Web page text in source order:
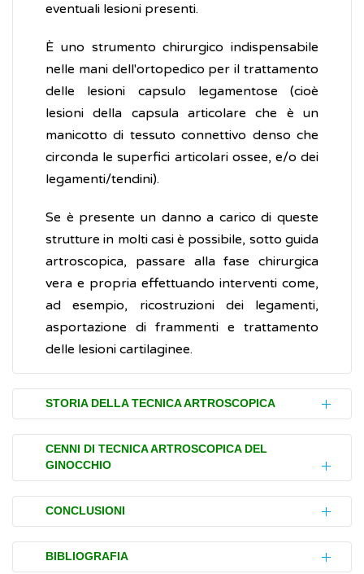
eventuali lesioni presenti.
È uno strumento chirurgico indispensabile
nelle mani dell'ortopedico per il trattamento
delle lesioni capsulo legamentose (cioè
lesioni della capsula articolare che è un
manicotto di tessuto connettivo denso che
circonda le superfici articolari ossee, e/o dei
legamenti/tendini).
Se è presente un danno a carico di queste
strutture in molti casi è possibile, sotto guida
artroscopica, passare alla fase chirurgica
vera e propria effettuando interventi come,
ad esempio, ricostruzioni dei legamenti,
asportazione di frammenti e trattamento
delle lesioni cartilaginee.
STORIA DELLA TECNICA ARTROSCOPICA
Fu il chirurgo danese Severin Nordentoft,
considerato il padre dell'artroscopia, che
modificato per la visualizzazione diretta
presentò il suo
CENNI DI TECNICA ARTROSCOPICA DEL
GINOCCHIO
L'artroscopia del ginocchio può essere
eseguita sottoanestesia locale, loco-
regionale o generale, in base alle esigenze
CONCLUSIONI
Nel corso degli anni, la tecnica artroscopica
BIBLIOGRAFIA